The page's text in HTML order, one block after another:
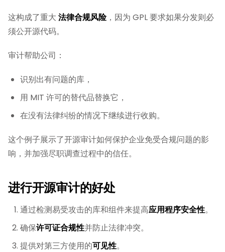
这构成了重大 法律合规风险，因为 GPL 要求如果分发则必
须公开源代码。
审计帮助公司：
识别出有问题的库，
用 MIT 许可的替代品替换它，
在没有法律纠纷的情况下继续进行收购。
这个例子展示了开源审计如何保护企业免受合规问题的影
响，并加强尽职调查过程中的信任。
进行开源审计的好处
通过检测易受攻击的库和组件来提高应用程序安全性。
确保许可证合规性并防止法律冲突。
提供对第三方使用的可见性。